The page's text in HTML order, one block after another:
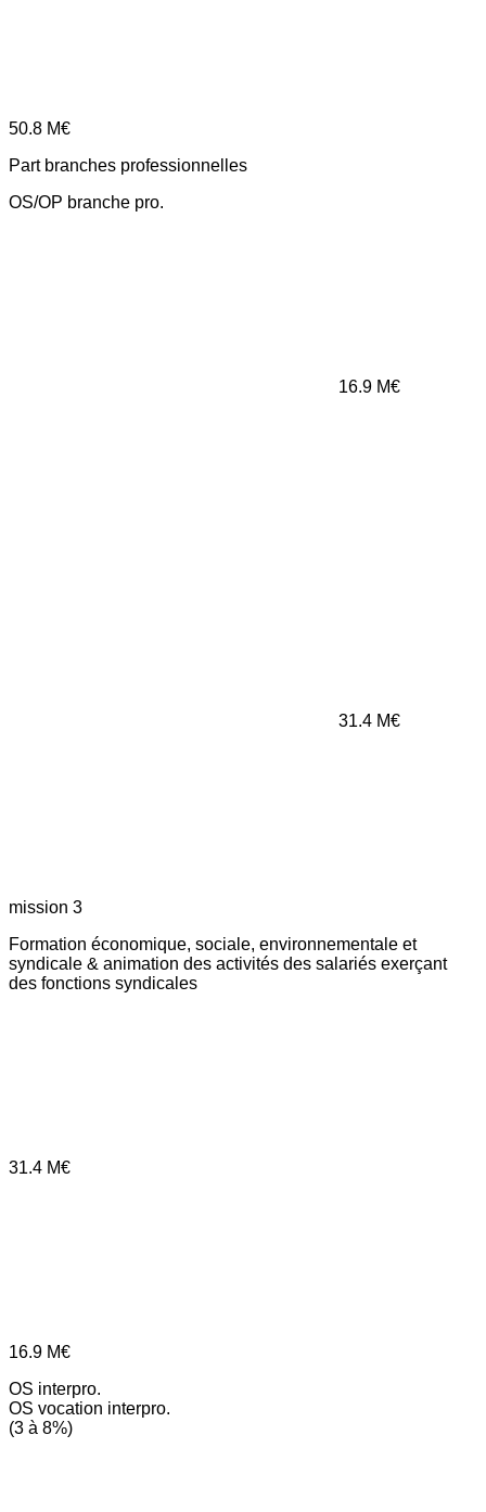
50.8 M€
Part branches professionnelles
OS/OP branche pro.
16.9 M€
31.4 M€
mission 3
Formation économique, sociale, environnementale et
syndicale & animation des activités des salariés exerçant
des fonctions syndicales
31.4 M€
16.9 M€
OS interpro.
OS vocation interpro.
(3 à 8%)